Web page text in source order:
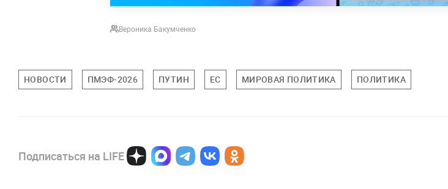
Вероника Бакумченко
НОВОСТИ ПМЭФ-2026 ПУТИН ЕС МИРОВАЯ ПОЛИТИКА ПОЛИТИКА
Подписаться на LIFE